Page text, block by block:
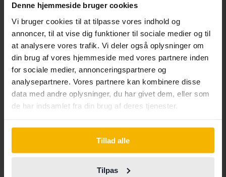
Denne hjemmeside bruger cookies
Vi bruger cookies til at tilpasse vores indhold og
annoncer, til at vise dig funktioner til sociale medier og til
at analysere vores trafik. Vi deler også oplysninger om
din brug af vores hjemmeside med vores partnere inden
for sociale medier, annonceringspartnere og
analysepartnere. Vores partnere kan kombinere disse
data med andre oplysninger, du har givet dem, eller som
de har indsamlet fra din brug af deres tjenester.
Tillad alle
Tilpas
Kung Birgers väg 5
Nyköping
Find os
Nærmeste stoppested: Spelhagsvägen
Søg efter din rejse med offentlig transport.
Andre tjenester
Køb bil